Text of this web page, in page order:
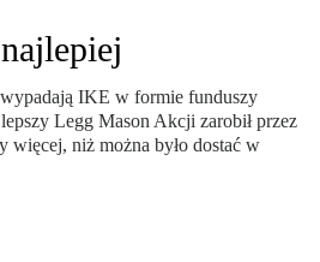
IKE w formie funduszy
Legg Mason Akcji zarobił przez
więcej, niż można było dostać w